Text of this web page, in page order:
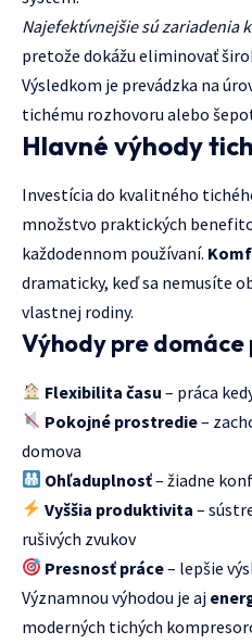
Najefektívnejšie sú zariadenia
pretože dokážu eliminovať
Výsledkom je prevádzka na
tichému rozhovoru alebo
Hlavné výhody
Investícia do kvalitného
množstvo praktických
každodennom používaní.
dramaticky, keď sa nemusíte
vlastnej rodiny.
Výhody pre
Flexibilita času – práca
Pokojné prostredie–
domova
Ohľaduplnosť– žiadne
Vyššia produktivita –
rušivých zvukov
Presnosť práce– lepšie
Významnou výhodou je aj
moderných tichých